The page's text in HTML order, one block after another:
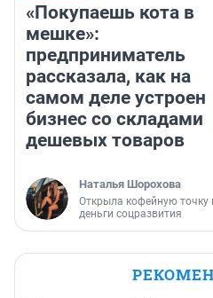
«Покупаешь кота в
мешке»:
предприниматель
рассказала, как на
самом деле устроен
бизнес со складами
дешевых товаров
Наталья Шорохова
Открыла кофейную точку
деньги соцразвития